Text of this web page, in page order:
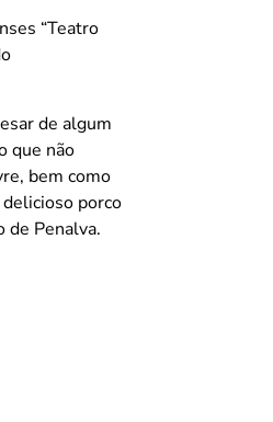
“Teatro
de algum
que não
bem como
porco
de Penalva.